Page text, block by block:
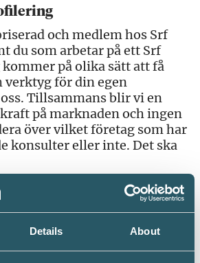
Details About
och medlem hos Srf
du som arbetar på ett Srf
på olika sätt att få
för din egen
Tillsammans blir vi en
på marknaden och ingen
över vilket företag som har
konsulter eller inte. Det ska
vi tagit fram en hel del
bland annat hittar i bilagan
Redovisningskonsult®, Srf
och dig som